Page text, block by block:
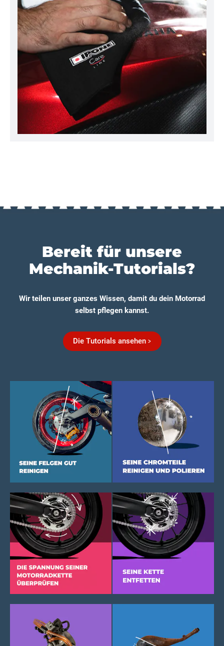
Bereit für unsere
Mechanik-Tutorials?
Wir teilen unser ganzes Wissen, damit du dein Motorrad
selbst pflegen kannst.
Die Tutorials ansehen